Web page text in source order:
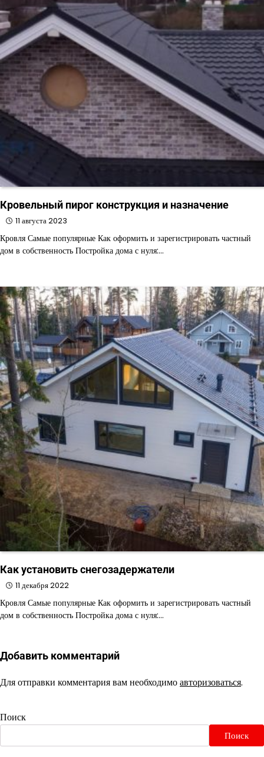
Кровельный пирог конструкция и назначение
11 августа 2023
Кровля Самые популярные Как оформить и зарегистрировать частный
дом в собственность Постройка дома с нуля:…
Как установить снегозадержатели
11 декабря 2022
Кровля Самые популярные Как оформить и зарегистрировать частный
дом в собственность Постройка дома с нуля:…
Добавить комментарий
Для отправки комментария вам необходимоавторизоваться.
Поиск
Поиск